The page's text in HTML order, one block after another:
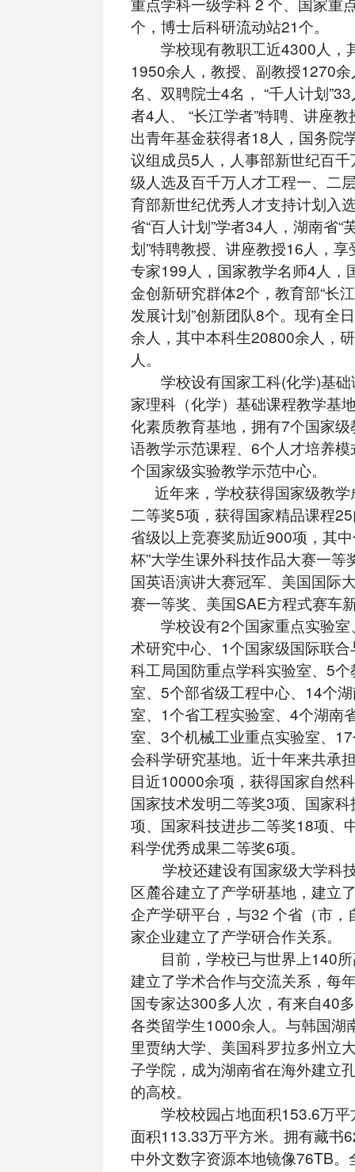
个，博士后科研流动站21个。
学校现有教职工近4300人，
1950余人，教授、副教授1270
名、双聘院士4名， “千人计划
者4人、 “长江学者”特聘、讲座
出青年基金获得者18人，国务院
议组成员5人，人事部新世纪百
级人选及百千万人才工程一、二
育部新世纪优秀人才支持计划入
省“百人计划”学者34人，湖南省“
划”特聘教授、讲座教授16人，
专家199人，国家教学名师4人，
金创新研究群体2个，教育部“长
发展计划”创新团队8个。现有全
余人，其中本科生20800余人，
人。
学校设有国家工科(化学)基础
家理科（化学）基础课程教学基
化素质教育基地，拥有7个国家
语教学示范课程、6个人才培养
个国家级实验教学示范中心。
近年来，学校获得国家级教学
二等奖5项，获得国家精品课程
省级以上竞赛奖励近900项，其
杯”大学生课外科技作品大赛一等
国英语演讲大赛冠军、美国国际
赛一等奖、美国SAE方程式赛车
学校设有2个国家重点实验室
术研究中心、1个国家级国际联
科工局国防重点学科实验室、5
室、5个部省级工程中心、14个
室、1个省工程实验室、4个湖南
室、3个机械工业重点实验室、
会科学研究基地。近十年来共承
目近10000余项，获得国家自然
国家技术发明二等奖3项、国家
项、国家科技进步二等奖18项、
科学优秀成果二等奖6项。
学校还建设有国家级大学科
区麓谷建立了产学研基地，建立
企产学研平台，与32 个省（市，
家企业建立了产学研合作关系。
目前，学校已与世界上140所
建立了学术合作与交流关系，每
国专家达300多人次，有来自40
各类留学生1000余人。与韩国湖
里贾纳大学、美国科罗拉多州立
子学院，成为湖南省在海外建立
的高校。
学校校园占地面积153.6万平
面积113.33万平方米。拥有藏书
中外文数字资源本地镜像76TB。